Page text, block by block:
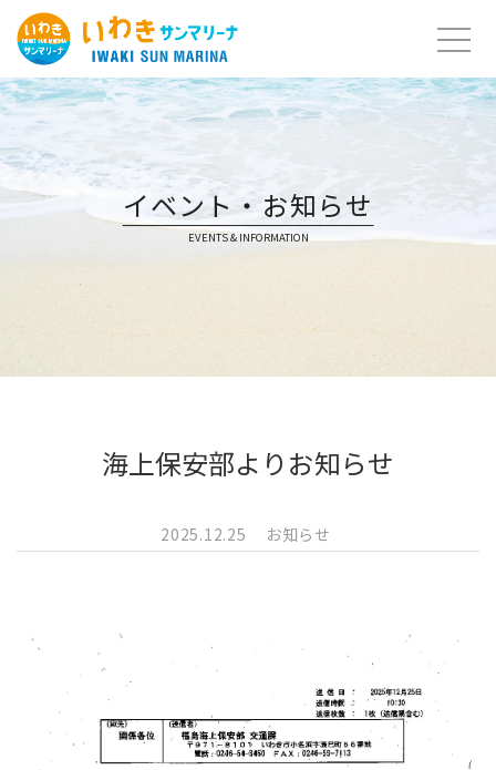
Skip
content
イベント・お知らせ
EVENTS & INFORMATION
海上保安部よりお知らせ
2025.12.25 お知らせ